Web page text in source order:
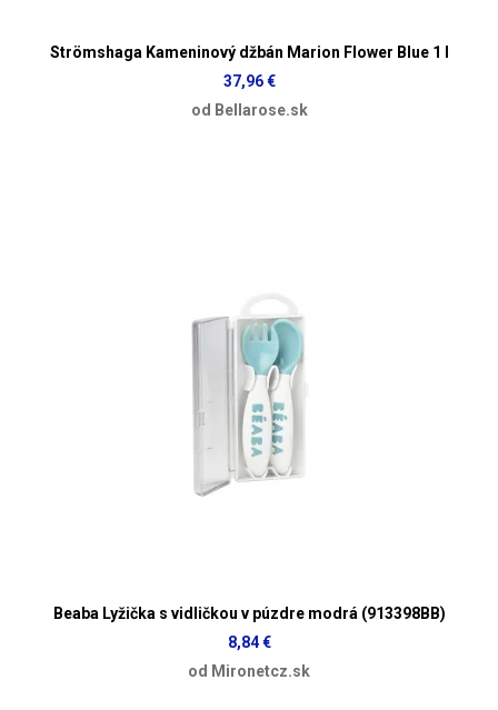
Strömshaga Kameninový džbán Marion Flower Blue 1 l
37,96 €
od Bellarose.sk
Beaba Lyžička s vidličkou v púzdre modrá (913398BB)
8,84 €
od Mironetcz.sk